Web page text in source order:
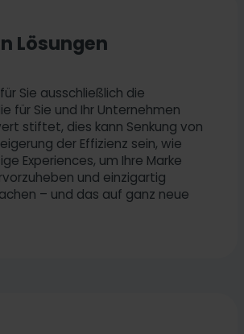
Lösungen
Sie ausschließlich die
für Sie und Ihr Unternehmen
stiftet, dies kann Senkung von
der Effizienz sein, wie
Experiences, um Ihre Marke
und einzigartig
– und das auf ganz neue